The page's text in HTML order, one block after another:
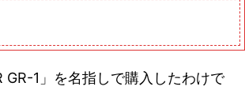
GR-1」を名指しで購入したわけで